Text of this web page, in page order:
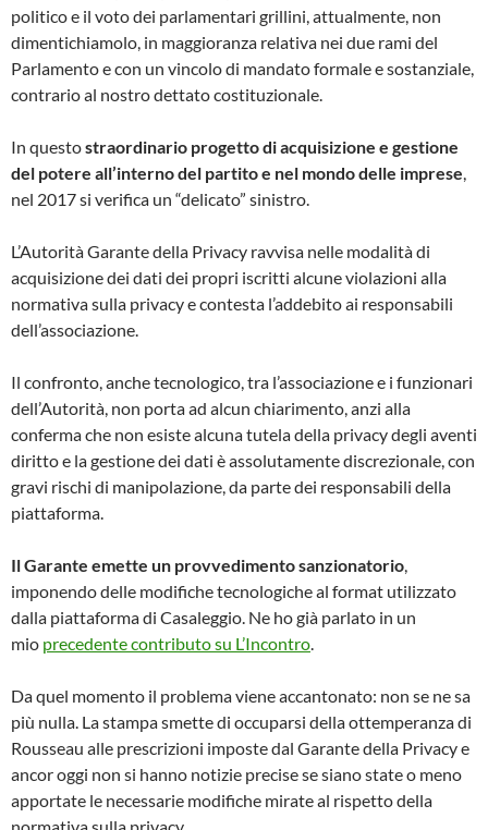
politico e il voto dei parlamentari grillini, attualmente, non
dimentichiamolo, in maggioranza relativa nei due rami del
Parlamento e con un vincolo di mandato formale e sostanziale,
contrario al nostro dettato costituzionale.
In questostraordinario progetto di acquisizione e gestione
del potere all’interno del partito e nel mondo delle imprese
nel 2017 si verifica un “delicato” sinistro.
L’Autorità Garante della Privacy ravvisa nelle modalità di
acquisizione dei dati dei propri iscritti alcune violazioni alla
normativa sulla privacy e contesta l’addebito ai responsabili
dell’associazione.
Il confronto, anche tecnologico, tra l’associazione e i funzionari
dell’Autorità, non porta ad alcun chiarimento, anzi alla
conferma che non esiste alcuna tutela della privacy degli aventi
diritto e la gestione dei dati è assolutamente discrezionale, con
gravi rischi di manipolazione, da parte dei responsabili della
piattaforma.
Il Garante emette un provvedimento sanzionatorio
imponendo delle modifiche tecnologiche al format utilizzato
dalla piattaforma di Casaleggio. Ne ho già parlato in un
mio precedente contributo su L’Incontro
Da quel momento il problema viene accantonato: non se ne sa
più nulla. La stampa smette di occuparsi della ottemperanza di
Rousseau alle prescrizioni imposte dal Garante della Privacy e
ancor oggi non si hanno notizie precise se siano state o meno
apportate le necessarie modifiche mirate al rispetto della
normativa sulla privacy.